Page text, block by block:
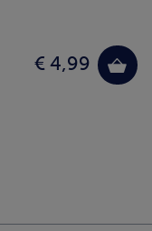
€ 4,99